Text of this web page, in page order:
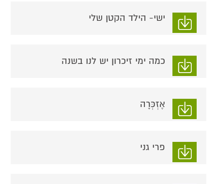
ישי- הילד הקטן שלי
כמה ימי זיכרון יש לנו בשנה
אֶזְכְּרָה
פרי גני